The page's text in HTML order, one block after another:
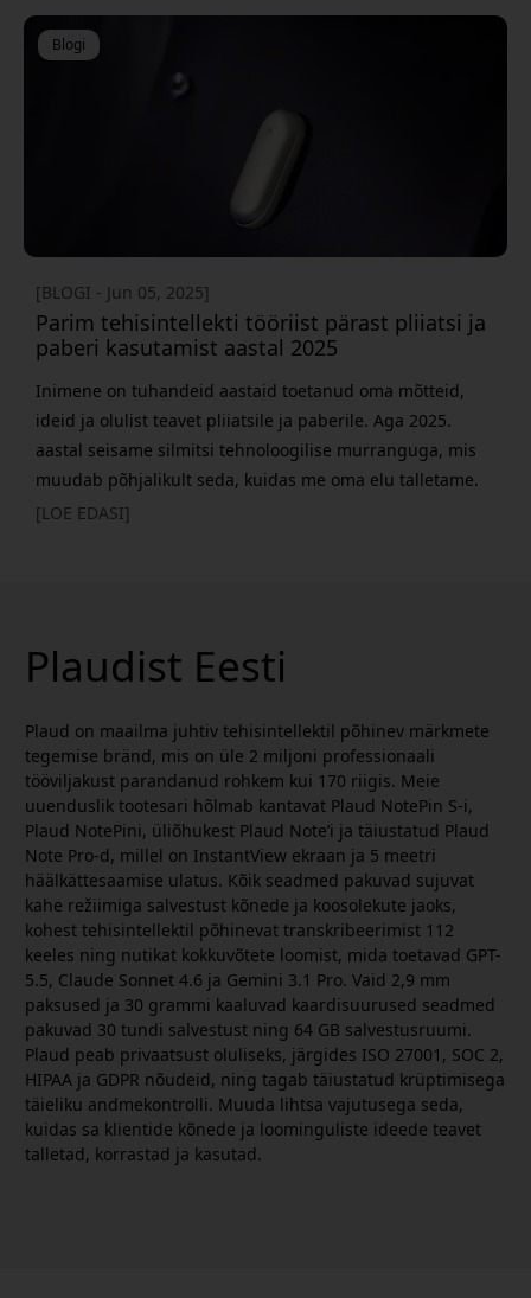
Tulemus? Sa ei pea alustama nullist, vaid saad malli, mis
on juba sinu olukorrale sobivaks kohandatud. Template
Community teeb eriti
Blogi
[BLOGI - Jun 05, 2025]
Parim tehisintellekti tööriist pärast pliiatsi ja
paberi kasutamist aastal 2025
Inimene on tuhandeid aastaid toetanud oma mõtteid,
ideid ja olulist teavet pliiatsile ja paberile. Aga 2025.
aastal seisame silmitsi tehnoloogilise murranguga, mis
muudab põhjalikult seda, kuidas me oma elu talletame.
AI-põhised häälsalvestid on suurim edasiminek
[LOE EDASI]
Plaudist Eesti
Plaud on maailma juhtiv tehisintellektil põhinev märkmete
tegemise bränd, mis on üle 2 miljoni professionaali
tööviljakust parandanud rohkem kui 170 riigis. Meie
uuenduslik tootesari hõlmab kantavat Plaud NotePin S-i,
Plaud NotePini, üliõhukest Plaud Note’i ja täiustatud Plaud
Note Pro-d, millel on InstantView ekraan ja 5 meetri
häälkättesaamise ulatus. Kõik seadmed pakuvad sujuvat
kahe režiimiga salvestust kõnede ja koosolekute jaoks,
kohest tehisintellektil põhinevat transkribeerimist 112
keeles ning nutikat kokkuvõtete loomist, mida toetavad GPT-
5.5, Claude Sonnet 4.6 ja Gemini 3.1 Pro. Vaid 2,9 mm
paksused ja 30 grammi kaaluvad kaardisuurused seadmed
pakuvad 30 tundi salvestust ning 64 GB salvestusruumi.
Plaud peab privaatsust oluliseks, järgides ISO 27001, SOC 2,
HIPAA ja GDPR nõudeid, ning tagab täiustatud krüptimisega
täieliku andmekontrolli. Muuda lihtsa vajutusega seda,
kuidas sa klientide kõnede ja loominguliste ideede teavet
talletad, korrastad ja kasutad.